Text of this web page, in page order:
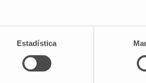
Estadística
de resistencia sobreviven y se
por bacterias resistentes. El
conservan eficacia